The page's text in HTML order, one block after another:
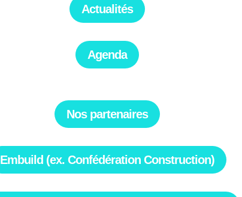
Actualités
Agenda
Nos partenaires
Embuild (ex. Confédération Construction)